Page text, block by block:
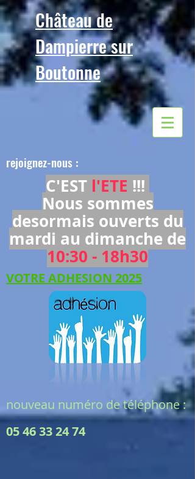
Château de
Dampierre sur
Boutonne
rejoignez-nous :
C'EST l'ETE !!!
Nous sommes
desormais ouverts du
mardi au dimanche de
10:30 - 18h30
VOTRE ADHESION 2025
nouveau numéro de téléphone :
05 46 33 24 74